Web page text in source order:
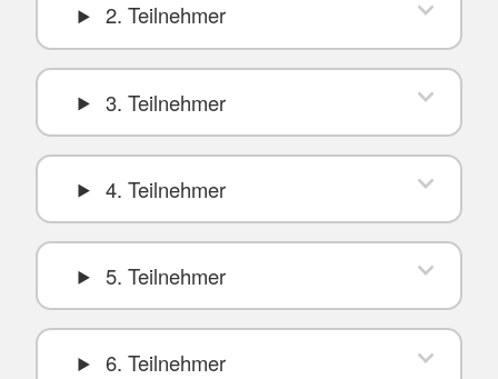
2. Teilnehmer
3. Teilnehmer
4. Teilnehmer
5. Teilnehmer
6. Teilnehmer